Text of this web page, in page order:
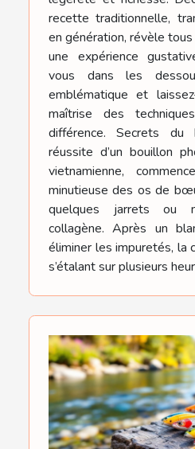
recette traditionnelle,
en génération, révèle
une expérience
vous dans les
emblématique et
maîtrise des
différence. Secrets du
réussite d’un bouillon
vietnamienne,
minutieuse des os de
quelques jarrets ou
collagène. Après un
éliminer les impuretés, la
s’étalant sur plusieurs